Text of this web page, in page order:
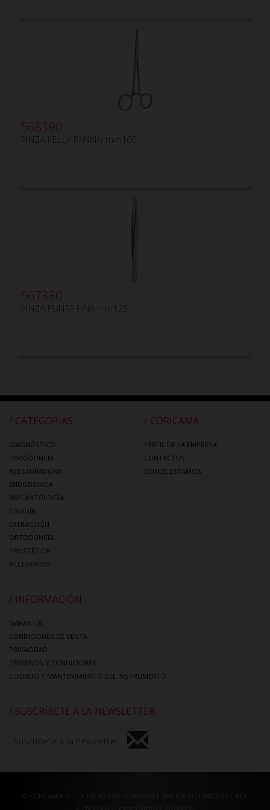
568390
PINZA KELLY-RANKIN mm160
567330
PINZA PUNTA FINA mm125
/ CATEGORÍAS
DIAGNÓSTICO
PERIODONCIA
RESTAURADORA
ENDODONCIA
IMPLANTOLOGÍA
CIRUGÍA
EXTRACCIÓN
ORTODONCIA
PROSTÉTICA
ACCESORIOS
/ CORICAMA
PERFIL DE LA EMPRESA
CONTACTOS
DONDE ESTAMOS
/ INFORMACIÓN
GARANTÍA
CONDICIONES DE VENTA
PRIVACIDAD
TÉRMINOS Y CONDICIONES
CUIDADO Y MANTENIMIENTO DEL INSTRUMENTO
/ SUSCRÍBETE A LA NEWSLETTER
Suscríbete a la newsletter
© CORICAMA Srl | P.IVA e CF 01713980934 | VAT n.IT01713980934 | REA